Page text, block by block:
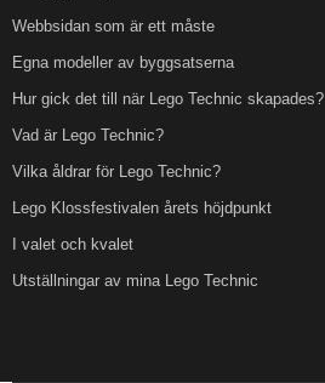
Webbsidan som är ett måste
Egna modeller av byggsatserna
Hur gick det till när Lego Technic skapades?
Vad är Lego Technic?
Vilka åldrar för Lego Technic?
Lego Klossfestivalen årets höjdpunkt
I valet och kvalet
Utställningar av mina Lego Technic